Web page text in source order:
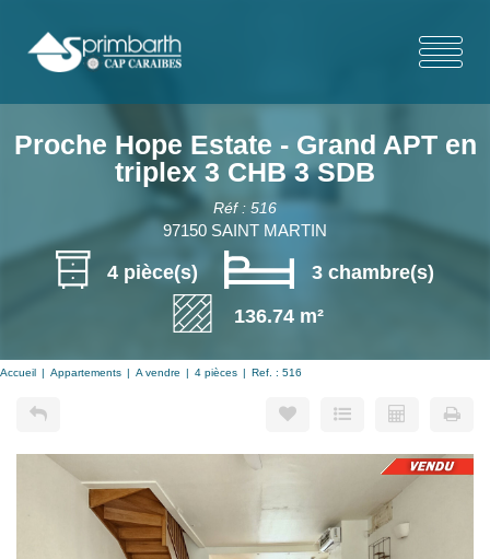
Proche Hope Estate - Grand APT en
triplex 3 CHB 3 SDB
Réf : 516
97150 SAINT MARTIN
4 pièce(s)
3 chambre(s)
136.74 m²
Accueil Appartements A vendre 4 pièces Ref. : 516